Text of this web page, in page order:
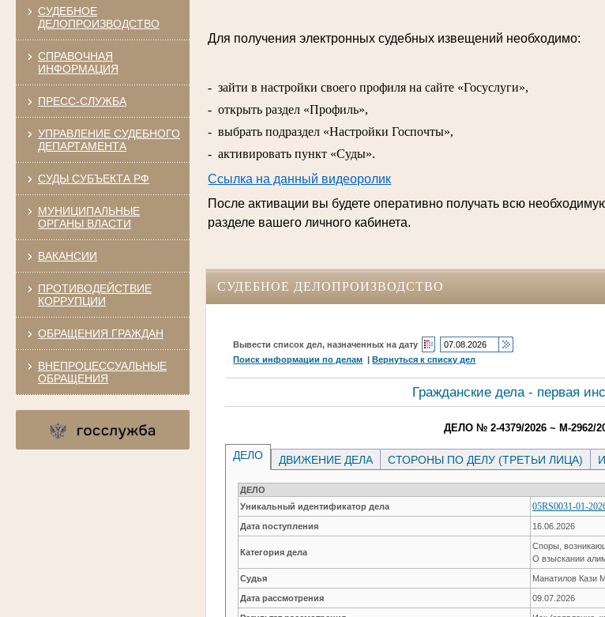
СУДЕБНОЕ
ДЕЛОПРОИЗВОДСТВО
СПРАВОЧНАЯ
ИНФОРМАЦИЯ
ПРЕСС-СЛУЖБА
УПРАВЛЕНИЕ СУДЕБНОГО
ДЕПАРТАМЕНТА
СУДЫ СУБЪЕКТА РФ
МУНИЦИПАЛЬНЫЕ
ОРГАНЫ ВЛАСТИ
ВАКАНСИИ
ПРОТИВОДЕЙСТВИЕ
КОРРУПЦИИ
ОБРАЩЕНИЯ ГРАЖДАН
ВНЕПРОЦЕССУАЛЬНЫЕ
ОБРАЩЕНИЯ
Для получения электронных судебных извещений необходимо:
- зайти в настройки своего профиля на сайте «Госуслуги»,
- открыть раздел «Профиль»,
- выбрать подраздел «Настройки Госпочты»,
- активировать пункт «Суды».
Ссылка на данный видеоролик
После активации вы будете оперативно получать всю
разделе вашего личного кабинета.
СУДЕБНОЕ ДЕЛОПРОИЗВОДСТВО
Вывести список дел, назначенных на дату
Поиск информации по делам |Вернуться к списку дел
Гражданские дела - первая
ДЕЛО № 2-4379/2026 ~ М-2962/
ДЕЛО ДВИЖЕНИЕ ДЕЛА СТОРОНЫ ПО ДЕЛУ (ТРЕТЬИ ЛИЦА)
ДЕЛО
Уникальный идентификатор дела
05RS0031-01-
Дата поступления 16.06.2026
Категория дела
Споры,
О взыскании
Судья Манатилов Кази
Дата рассмотрения 09.07.2026